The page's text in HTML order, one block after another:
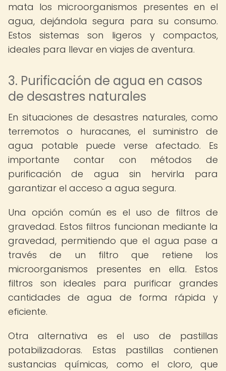
mata los microorganismos presentes en el
agua, dejándola segura para su consumo.
Estos sistemas son ligeros y compactos,
ideales para llevar en viajes de aventura.
3. Purificación de agua en casos
de desastres naturales
En situaciones de desastres naturales, como
terremotos o huracanes, el suministro de
agua potable puede verse afectado. Es
importante contar con métodos de
purificación de agua sin hervirla para
garantizar el acceso a agua segura.
Una opción común es el uso de filtros de
gravedad. Estos filtros funcionan mediante la
gravedad, permitiendo que el agua pase a
través de un filtro que retiene los
microorganismos presentes en ella. Estos
filtros son ideales para purificar grandes
cantidades de agua de forma rápida y
eficiente.
Otra alternativa es el uso de pastillas
potabilizadoras. Estas pastillas contienen
sustancias químicas, como el cloro, que